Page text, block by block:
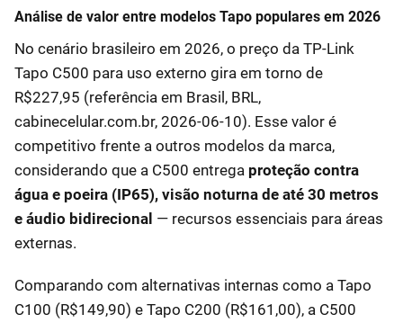
Análise de valor entre modelos Tapo populares em 2026
No cenário brasileiro em 2026, o preço da TP-Link
Tapo C500 para uso externo gira em torno de
R$227,95 (referência em Brasil, BRL,
cabinecelular.com.br, 2026-06-10). Esse valor é
competitivo frente a outros modelos da marca,
considerando que a C500 entrega proteção contra
água e poeira (IP65), visão noturna de até 30 metros
e áudio bidirecional — recursos essenciais para áreas
externas.
Comparando com alternativas internas como a Tapo
C100 (R$149,90) e Tapo C200 (R$161,00), a C500